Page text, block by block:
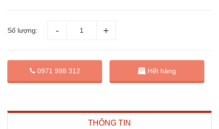
Số lượng:
0971 998 312 Hết hàng
THÔNG TIN